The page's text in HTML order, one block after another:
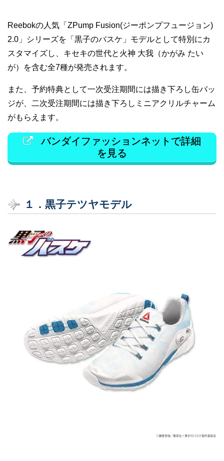
Reebokの人気「ZPump Fusion(ジーポンプフュージョン)
2.0」シリーズを「黒子のバスケ」モデルとして特別にカ
スタマイズし、キセキの世代と 火神 大我 （かがみ たい
が）を含む全7種が発売されます。
また、予約特典として一次受注期間には描き下ろし缶バッ
ジが、二次受注期間には描き下ろしミニアクリルチャーム
がもらえます。
バンダイファッションネットで詳細
を見る
１．黒子テツヤモデル